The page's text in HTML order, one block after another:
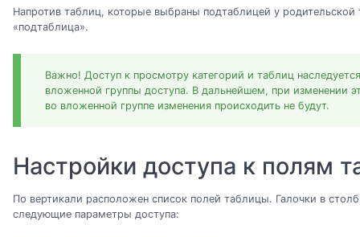
Напротив таблиц, которые выбраны подтаблицей у родительской
«подтаблица».
Важно! Доступ к просмотру категорий и таблиц
вложенной группы доступа. В дальнейшем, при изменении
во вложенной группе изменения происходить не будут.
Настройки доступа к полям
По вертикали расположен список полей таблицы. Галочки в
следующие параметры доступа: